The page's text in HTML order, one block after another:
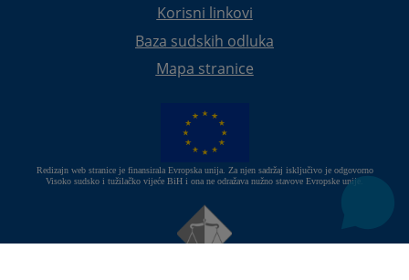
Korisni linkovi
Baza sudskih odluka
Mapa stranice
Redizajn web stranice je finansirala Evropska unija. Za njen sadržaj isključivo je odgovorno
Visoko sudsko i tužilačko vijeće BiH i ona ne odražava nužno stavove Evropske unije.